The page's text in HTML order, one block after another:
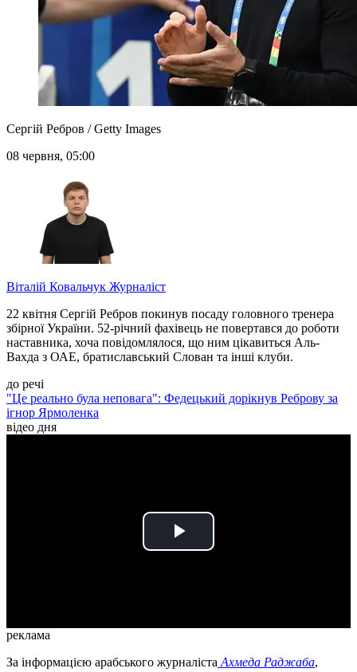
Сергій Ребров / Getty Images
08 червня, 05:00
Віталій Ковальчук Журналіст
22 квітня Сергій Ребров покинув посаду головного тренера
збірної України. 52-річний фахівець не повертався до роботи
наставника, хоча повідомлялося, що ним цікавиться Аль-
Вахда з ОАЕ, братиславський Слован та інші клуби.
до речі
"Це реально була неповага": Федецький дорікнув Реброву за
ігнор Ярмоленка
відео дня
Play
реклама
За інформацією арабського журналістаАхмеда Раджаба,